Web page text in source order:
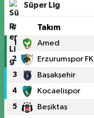
Süper Lig
# Takım
1 Amed
2 Erzurumspor FK
3 Başakşehir
4 Kocaelispor
5 Beşiktaş